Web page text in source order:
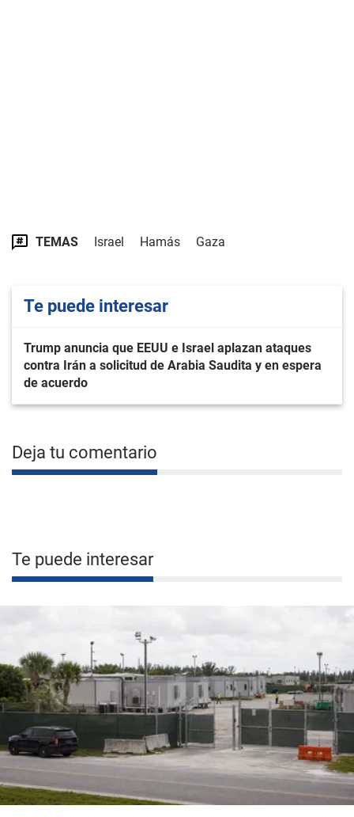
TEMAS Israel Hamás Gaza
Te puede interesar
Trump anuncia que EEUU e Israel aplazan ataques
contra Irán a solicitud de Arabia Saudita y en espera
de acuerdo
Deja tu comentario
Te puede interesar